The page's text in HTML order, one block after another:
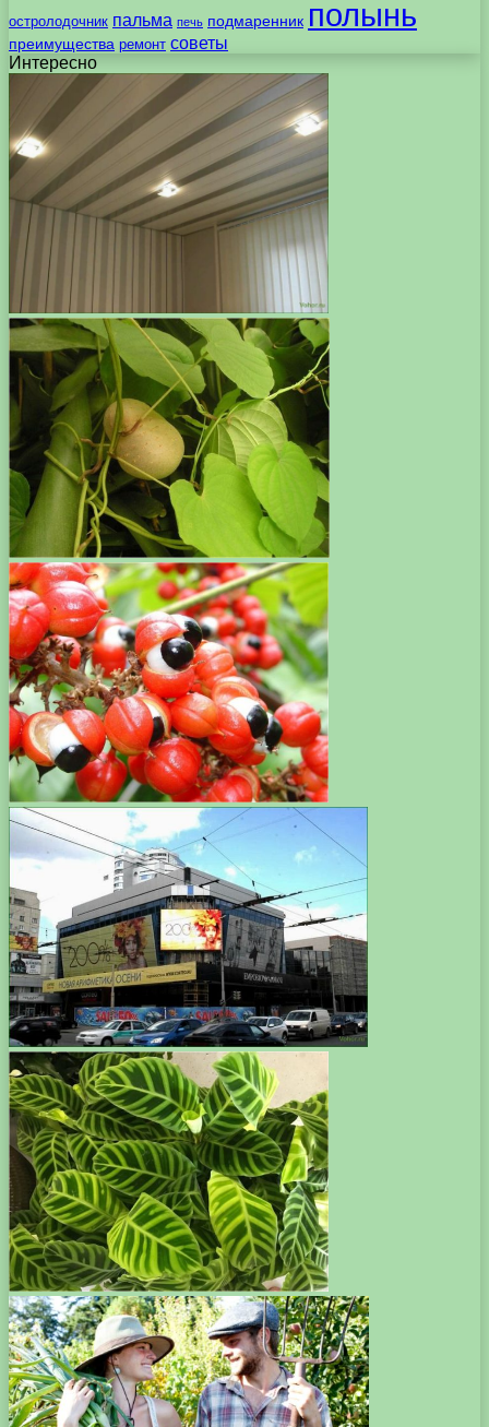
остролодочник пальма печь подмаренник полынь
преимущества ремонт советы
Интересно